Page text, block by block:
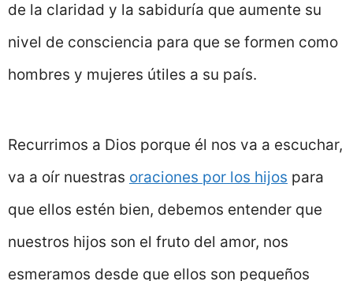
de la claridad y la sabiduría que aumente su
nivel de consciencia para que se formen como
hombres y mujeres útiles a su país.
Recurrimos a Dios porque él nos va a escuchar,
va a oír nuestras oraciones por los hijos para
que ellos estén bien, debemos entender que
nuestros hijos son el fruto del amor, nos
esmeramos desde que ellos son pequeños